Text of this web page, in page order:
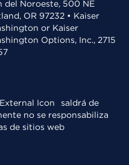
del Noroeste, 500 NE
OR 97232 • Kaiser
or Kaiser
Options, Inc., 2715
saldrá de
no se responsabiliza
de sitios web